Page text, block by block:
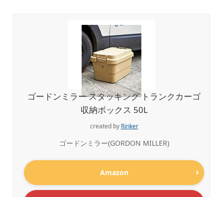
ゴードンミラー スタッキング トランクカーゴ
収納ボックス 50L
created by Rinker
ゴードンミラー(GORDON MILLER)
Amazon